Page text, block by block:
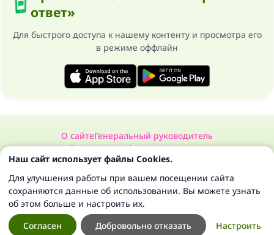
ответ»
Для быстрого доступа к нашему контенту и просмотра его
в режиме оффлайн
О сайтеГенеральный руководитель
Политика конфиденциальности
Сайт «Ислам: вопрос и ответ». Все права защищены 1997-2025 ©
Наш сайт использует файлы Cookies.
Для улучшения работы при вашем посещении сайта
сохраняются данные об использовании. Вы можете узнать
об этом больше и настроить их.
Настроить
Добровольно отказать
Согласен